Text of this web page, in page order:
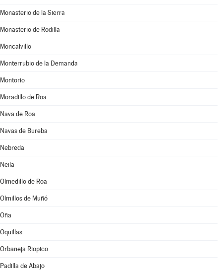
Monasterio de la Sierra
Monasterio de Rodilla
Moncalvillo
Monterrubio de la Demanda
Montorio
Moradillo de Roa
Nava de Roa
Navas de Bureba
Nebreda
Neila
Olmedillo de Roa
Olmillos de Muñó
Oña
Oquillas
Orbaneja Riopico
Padilla de Abajo